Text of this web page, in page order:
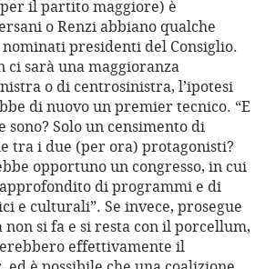
il partito maggiore) è
o Renzi abbiano qualche
presidenti del Consiglio.
ci sarà una maggioranza
o di centrosinistra, l’ipotesi
di nuovo un premier tecnico. “E
Solo un censimento di
tra i due (per ora) protagonisti?
opportuno un congresso, in cui
di programmi e di
e culturali”. Se invece, prosegue
si fa e si resta con il porcellum,
effettivamente il